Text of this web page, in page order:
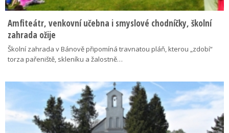
Amfiteátr, venkovní učebna i smyslové chodníčky, školní
zahrada ožije
Školní zahrada v Bánově připomíná travnatou pláň, kterou „zdobí“
torza pařeniště, skleníku a žalostně…